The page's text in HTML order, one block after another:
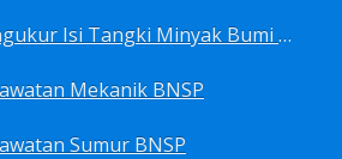
Sertifikasi Pengukur Isi Tangki Minyak Bumi Dan Hasil Olahan BNSP
Mekanik BNSP
Sumur BNSP